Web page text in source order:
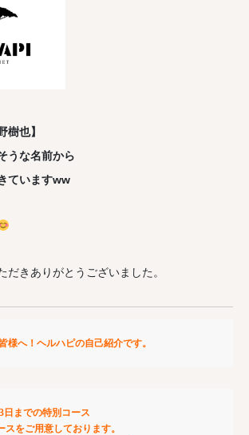
樹也】
うな名前から
ていますww
だきありがとうございました。
様へ！ヘルハピの自己紹介です。
までの特別コース
スをご用意しております。